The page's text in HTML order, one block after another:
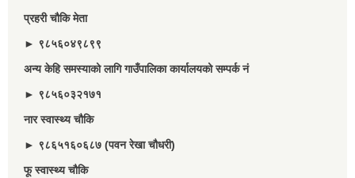
प्रहरी चौकि मेता
► ९८५६०४९८९९
अन्य केहि समस्याको लागि गाउँपालिका कार्यालयको सम्पर्क नं
► ९८५६०३२१७१
नार स्वास्थ्य चौकि
► ९८६५१६०६८७ (पवन रेखा चौधरी)
फू स्वास्थ्य चौकि